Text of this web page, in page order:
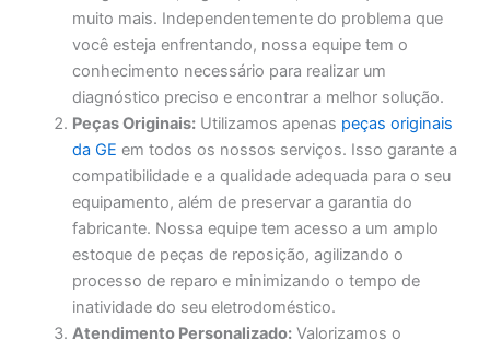
muito mais. Independentemente do problema que
você esteja enfrentando, nossa equipe tem o
conhecimento necessário para realizar um
diagnóstico preciso e encontrar a melhor solução.
Peças Originais: Utilizamos apenas peças originais
da GE em todos os nossos serviços. Isso garante a
compatibilidade e a qualidade adequada para o seu
equipamento, além de preservar a garantia do
fabricante. Nossa equipe tem acesso a um amplo
estoque de peças de reposição, agilizando o
processo de reparo e minimizando o tempo de
inatividade do seu eletrodoméstico.
Atendimento Personalizado: Valorizamos o